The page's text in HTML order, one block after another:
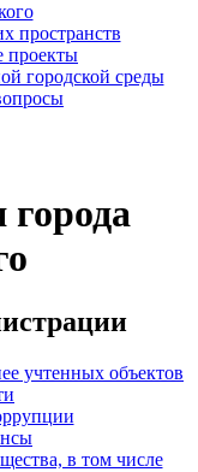
пространств
проекты
городской среды
учтенных объектов
в том числе